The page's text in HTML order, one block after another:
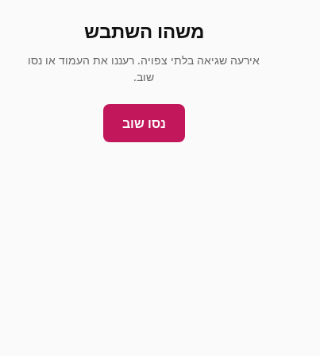
משהו השתבש
אירעה שגיאה בלתי צפויה. רעננו את העמוד או נסו
שוב.
נסו שוב